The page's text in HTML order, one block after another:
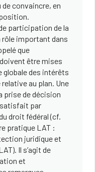
convaincre, en
participation de la
important dans
que
être mises
globale des intérêts
au plan. Une
prise de décision
par
droit fédéral (cf.
pratique LAT :
juridique et
Il s’agit de
et